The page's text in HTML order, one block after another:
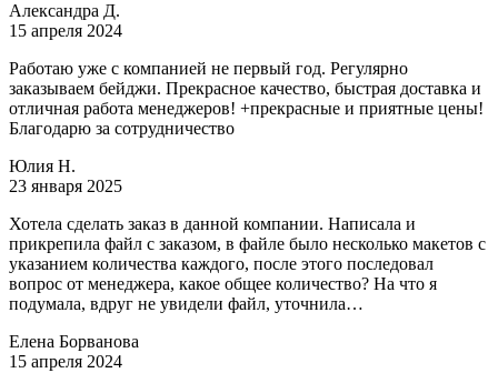
Александра Д.
15 апреля 2024
Работаю уже с компанией не первый год. Регулярно
заказываем бейджи. Прекрасное качество, быстрая доставка и
отличная работа менеджеров! +прекрасные и приятные цены!
Благодарю за сотрудничество
Юлия Н.
23 января 2025
Хотела сделать заказ в данной компании. Написала и
прикрепила файл с заказом, в файле было несколько макетов с
указанием количества каждого, после этого последовал
вопрос от менеджера, какое общее количество? На что я
подумала, вдруг не увидели файл, уточнила…
Елена Борванова
15 апреля 2024